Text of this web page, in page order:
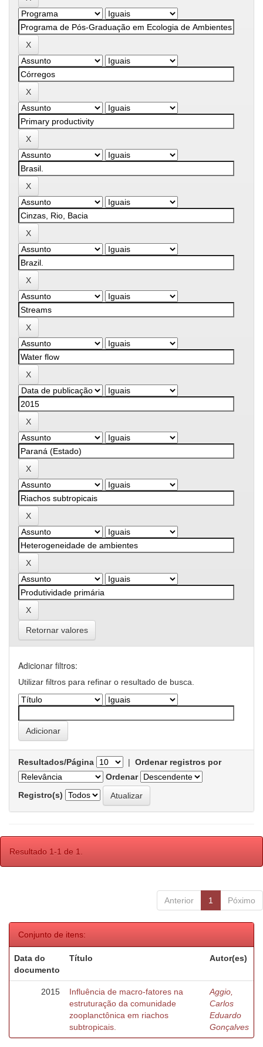
Retornar valores
Adicionar filtros:
Utilizar filtros para refinar o resultado de busca.
Resultados/Página | Ordenar registros por
Ordenar
Registro(s)
Resultado 1-1 de 1.
Anterior 1 Póximo
Conjunto de itens:
Data do
documento
Título Autor(es)
2015
Influência de macro-fatores na
estruturação da comunidade
zooplanctônica em riachos
subtropicais.
Aggio,
Carlos
Eduardo
Gonçalves